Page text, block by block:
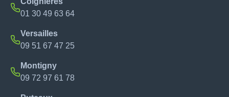
01 30 49 63 64
Versailles
09 51 67 47 25
Montigny
09 72 97 61 78